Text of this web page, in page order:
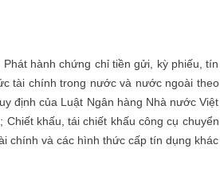
hành chứng chỉ tiền gửi, kỳ phiếu, tín
tài chính trong nước và nước ngoài theo
định của Luật Ngân hàng Nhà nước Việt
khấu, tái chiết khấu công cụ chuyển
chính và các hình thức cấp tín dụng khác